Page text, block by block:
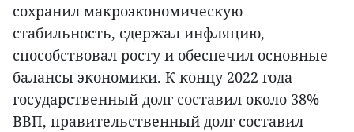
сохранил макроэкономическую
стабильность, сдержал инфляцию,
способствовал росту и обеспечил основные
балансы экономики. К концу 2022 года
государственный долг составил около 38%
ВВП, правительственный долг составил